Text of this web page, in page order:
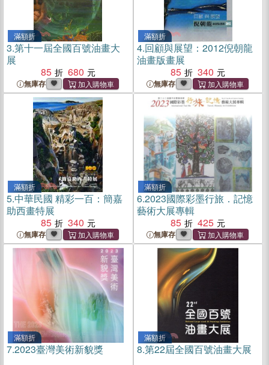
滿額折
3.第十一屆全國百號油畫大
展
85
680
無庫存
滿額折
4.回顧與展望：2012倪朝龍
油畫版畫展
85
340
無庫存
滿額折
5.中華民國 精彩一百：簡嘉
助西畫特展
85
340
無庫存
滿額折
6.2023國際彩墨行旅．記憶
藝術大展專輯
85
425
無庫存
滿額折
7.2023臺灣美術新貌獎
滿額折
8.第22屆全國百號油畫大展